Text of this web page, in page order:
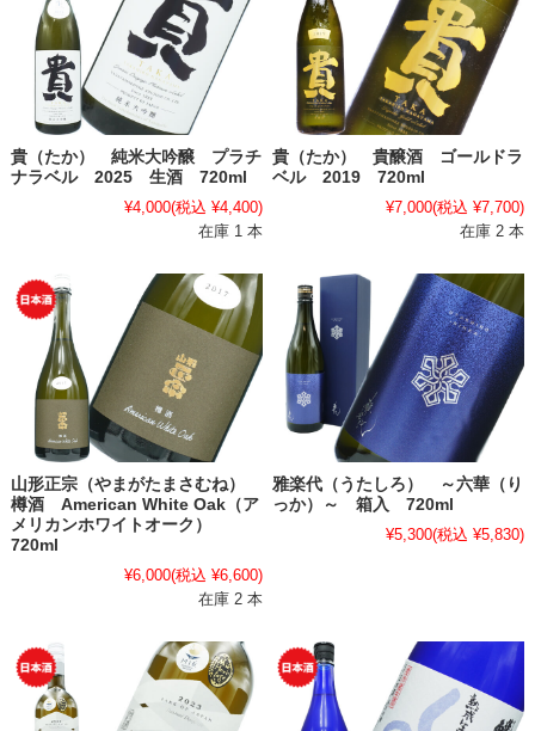
貴（たか） 純米大吟醸 プラチ
ナラベル 2025 生酒 720ml
¥4,000(税込 ¥4,400)
在庫 1 本
貴（たか） 貴醸酒 ゴールドラ
ベル 2019 720ml
¥7,000(税込 ¥7,700)
在庫 2 本
山形正宗（やまがたまさむね）
樽酒 American White Oak（ア
メリカンホワイトオーク）
720ml
¥6,000(税込 ¥6,600)
在庫 2 本
雅楽代（うたしろ） ～六華（り
っか）～ 箱入 720ml
¥5,300(税込 ¥5,830)